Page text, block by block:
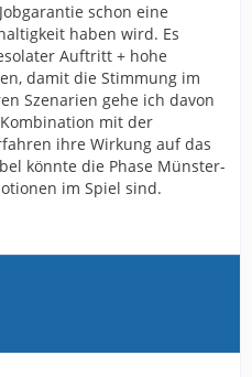
schon eine
haben wird. Es
Auftritt + hohe
damit die Stimmung im
Szenarien gehe ich davon
mit der
ihre Wirkung auf das
könnte die Phase Münster-
im Spiel sind.